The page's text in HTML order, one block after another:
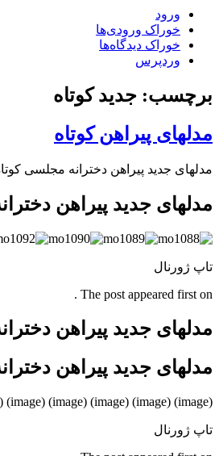
ورود
خوراک ورودی‌ها
خوراک دیدگاه‌ها
وردپرس
برچسب: جدید کوتاه
مدلهای پیراهن کوتاه
مدلهای جدید پیراهن دخترانه مجلسی
مدلهای جدید پیراهن
تاپ ژورنال
The post appeared first on .
مدلهای جدید پیراهن
مدلهای جدید پیراهن
(image) (image) (image) (image) (image) (image)
تاپ ژورنال